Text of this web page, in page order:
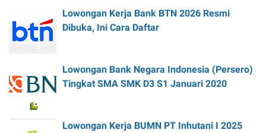
Lowongan Kerja Bank BTN 2026 Resmi
Dibuka, Ini Cara Daftar
Lowongan Bank Negara Indonesia (Persero)
Tingkat SMA SMK D3 S1 Januari 2020
Lowongan Kerja BUMN PT Inhutani I 2025